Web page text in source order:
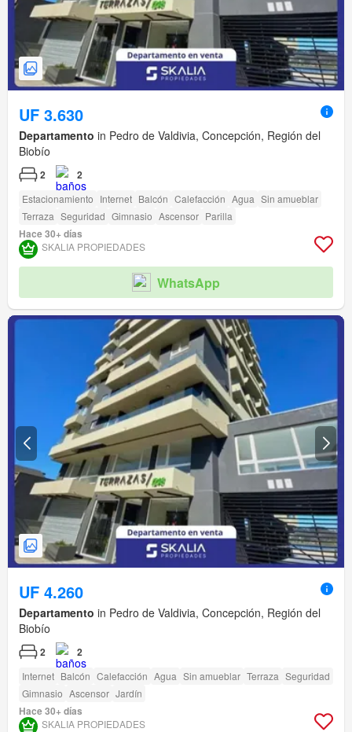
UF 3.630
Departamento in Pedro de Valdivia, Concepción, Región del
Biobío
2 2
Estacionamiento Internet Balcón Calefacción Agua Sin amueblar
Terraza Seguridad Gimnasio Ascensor Parilla
Hace 30+ días
SKALIA PROPIEDADES
WhatsApp
UF 4.260
Departamento in Pedro de Valdivia, Concepción, Región del
Biobío
2 2
Internet Balcón Calefacción Agua Sin amueblar Terraza Seguridad
Gimnasio Ascensor Jardín
Hace 30+ días
SKALIA PROPIEDADES